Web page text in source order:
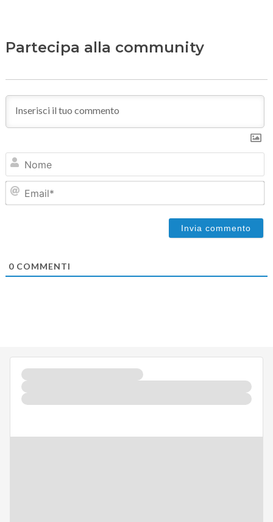
Partecipa alla community
0COMMENTI
WHITE PAPER
Transizione energetica e coesione:
l’impatto del FESR sul sistema